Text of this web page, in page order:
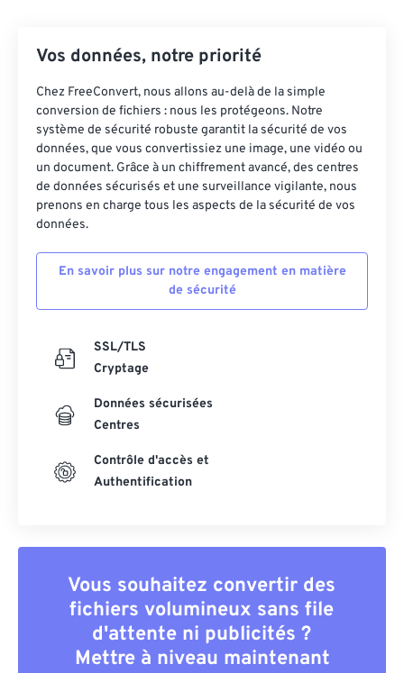
Vos données, notre priorité
Chez FreeConvert, nous allons au-delà de la simple
conversion de fichiers : nous les protégeons. Notre
système de sécurité robuste garantit la sécurité de vos
données, que vous convertissiez une image, une vidéo ou
un document. Grâce à un chiffrement avancé, des centres
de données sécurisés et une surveillance vigilante, nous
prenons en charge tous les aspects de la sécurité de vos
données.
En savoir plus sur notre engagement en matière
de sécurité
SSL/TLS
Cryptage
Données sécurisées
Centres
Contrôle d'accès et
Authentification
Vous souhaitez convertir des
fichiers volumineux sans file
d'attente ni publicités ?
Mettre à niveau maintenant